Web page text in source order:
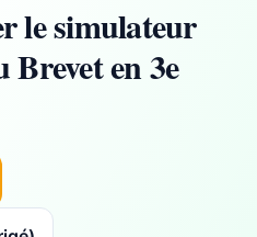
le simulateur
en 3e